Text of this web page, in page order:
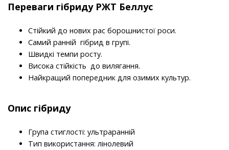
Переваги гібриду РЖТ Беллус
Стійкий до нових рас борошнистої роси.
Самий ранній гібрид в групі.
Швидкі темпи росту.
Висока стійкість до вилягання.
Найкращий попередник для озимих культур.
Опис гібриду
Група стиглості: ультраранній
Тип використання: лінолевий